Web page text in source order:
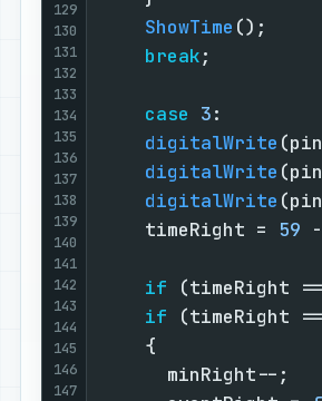
129
130
131
132
133
134
135
136
137
138
139
140
141
142
143
144
145
146
147
ShowTime
break
case 3
digitalWrite
digitalWrite
digitalWrite
    timeRight =
59
if (timeRight ==
if (timeRight ==